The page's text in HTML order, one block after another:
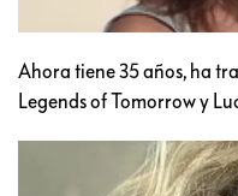
Ahora tiene 35 años, ha
Legends of Tomorrow y